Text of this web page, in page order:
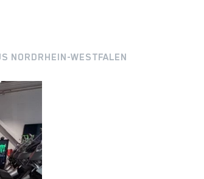
NORDRHEIN-WESTFALEN